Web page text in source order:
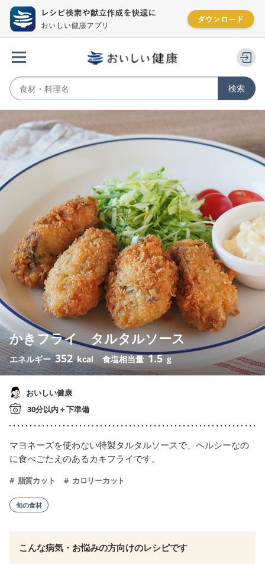
かきフライ タルタルソース
エネルギー352 kcal 食塩相当量 1.5 g
おいしい健康
30分以内＋下準備
マヨネーズを使わない特製タルタルソースで、ヘルシーなの
に食べごたえのあるカキフライです。
脂質カット カロリーカット
旬の食材
こんな病気・お悩みの方向けのレシピです